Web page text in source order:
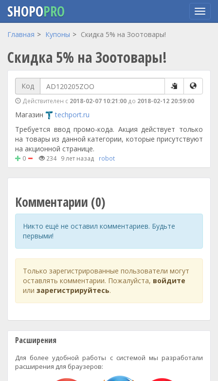
Перейти
основному
содержанию
SHOPOPRO
Главная Купоны Скидка 5% на Зоотовары!
Скидка 5% на Зоотовары!
Код
Действителен с 2018-02-07 10:21:00 до 2018-02-12 20:59:00
Магазин
techport.ru
Требуется ввод промо-кода. Акция действует только
на товары из данной категории, которые присутствуют
на акционной странице.
0 234 9 лет назад robot
Комментарии (0)
Никто ещё не оставил комментариев. Будьте
первыми!
Только зарегистрированные пользователи могут
оставлять комментарии. Пожалуйста, войдите
или зарегистрируйтесь.
Расширения
Для более удобной работы с системой мы разработали
расширения для браузеров: